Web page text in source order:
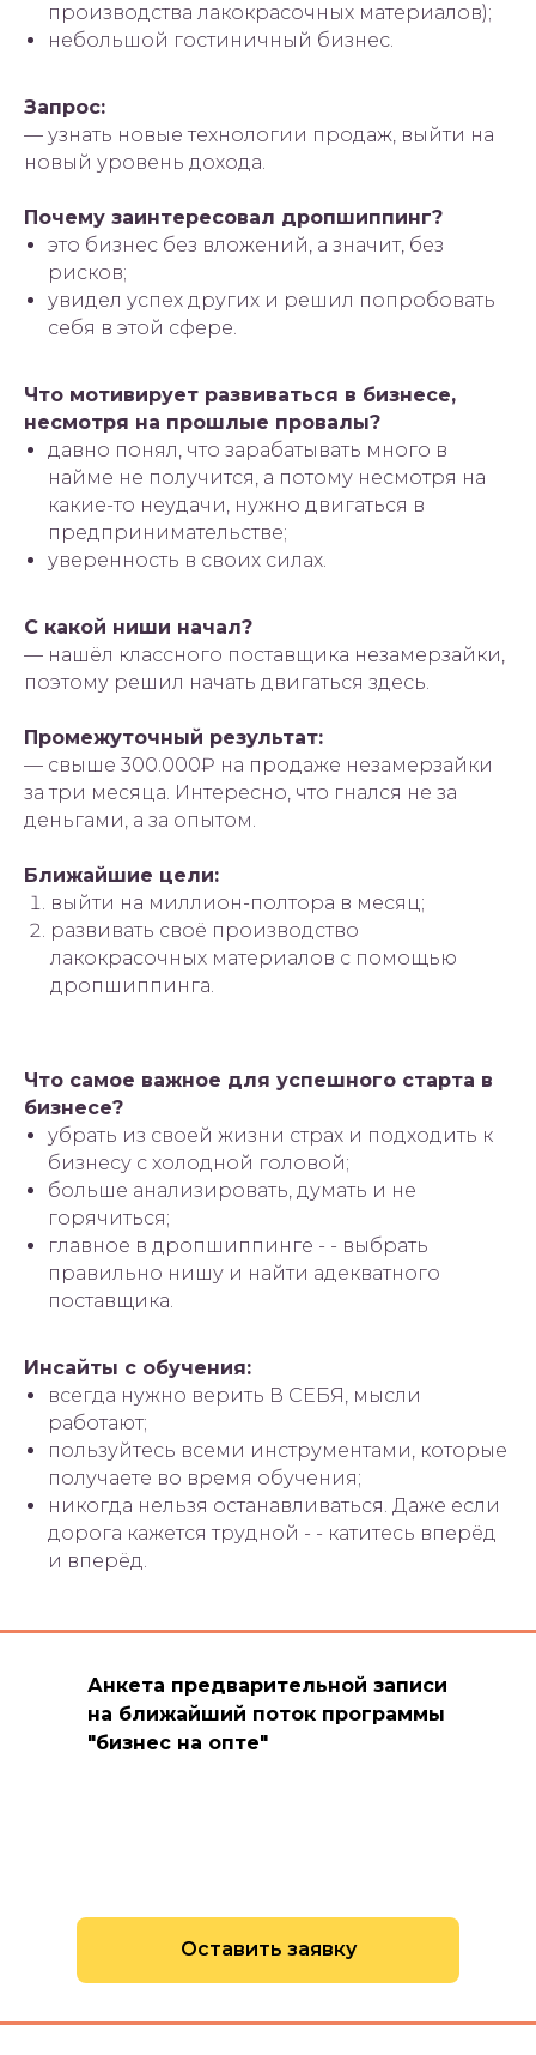
производства лакокрасочных материалов);
небольшой гостиничный бизнес.
Запрос:
— узнать новые технологии продаж, выйти на
новый уровень дохода.
Почему заинтересовал дропшиппинг?
это бизнес без вложений, а значит, без
рисков;
увидел успех других и решил попробовать
себя в этой сфере.
Что мотивирует развиваться в бизнесе,
несмотря на прошлые провалы?
давно понял, что зарабатывать много в
найме не получится, а потому несмотря на
какие-то неудачи, нужно двигаться в
предпринимательстве;
уверенность в своих силах.
С какой ниши начал?
— нашёл классного поставщика незамерзайки,
поэтому решил начать двигаться здесь.
Промежуточный результат:
— свыше 300.000₽ на продаже незамерзайки
за три месяца. Интересно, что гнался не за
деньгами, а за опытом.
Ближайшие цели:
выйти на миллион-полтора в месяц;
развивать своё производство
лакокрасочных материалов с помощью
дропшиппинга.
Что самое важное для успешного старта в
бизнесе?
убрать из своей жизни страх и подходить к
бизнесу с холодной головой;
больше анализировать, думать и не
горячиться;
главное в дропшиппинге - - выбрать
правильно нишу и найти адекватного
поставщика.
Инсайты с обучения:
всегда нужно верить В СЕБЯ, мысли
работают;
пользуйтесь всеми инструментами, которые
получаете во время обучения;
никогда нельзя останавливаться. Даже если
дорога кажется трудной - - катитесь вперёд
и вперёд.
Оставить заявку
Анкета предварительной записи
на ближайший поток программы
"бизнес на опте"